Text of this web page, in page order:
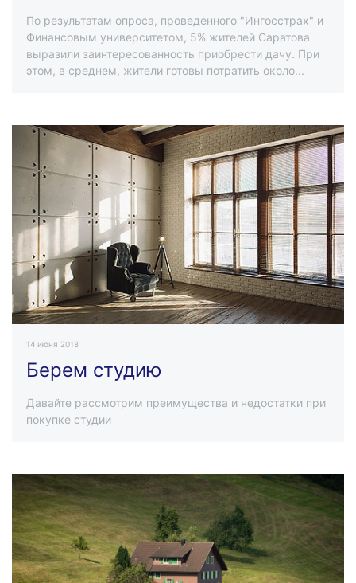
По результатам опроса, проведенного "Ингосстрах" и
Финансовым университетом, 5% жителей Саратова
выразили заинтересованность приобрести дачу. При
этом, в среднем, жители готовы потратить около...
14 июня 2018
Берем студию
Давайте рассмотрим преимущества и недостатки при
покупке студии